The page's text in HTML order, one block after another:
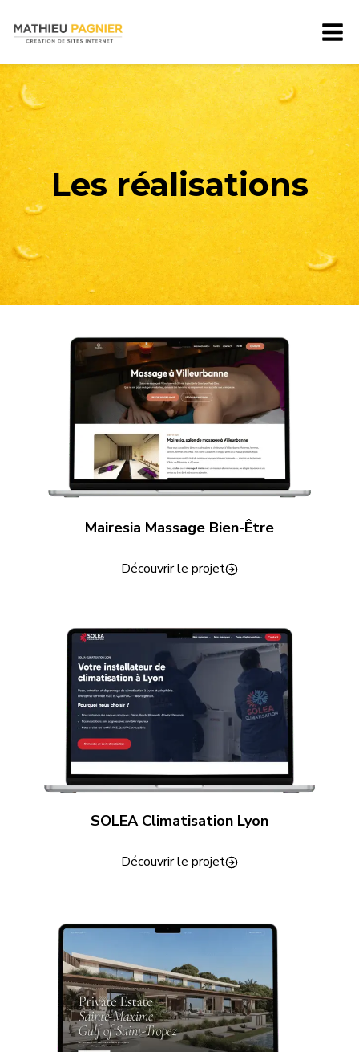
contenu
Les réalisations
Mairesia Massage Bien-Être
Découvrir le projet
SOLEA Climatisation Lyon
Découvrir le projet